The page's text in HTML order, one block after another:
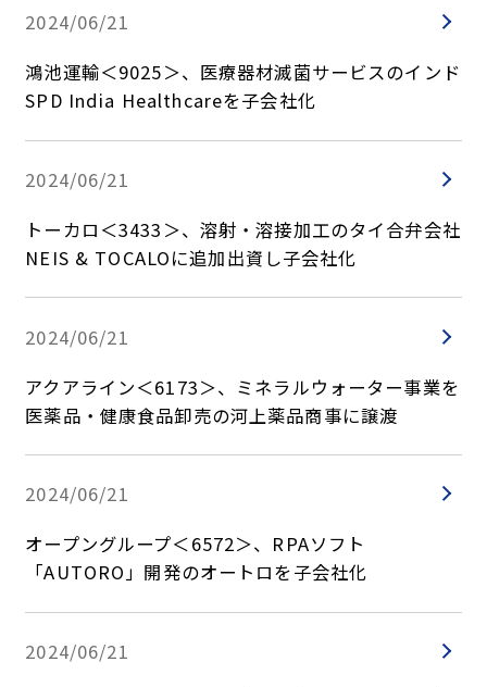
2024/06/21
鴻池運輸＜9025＞、医療器材滅菌サービスのインド
SPD India Healthcareを子会社化
2024/06/21
トーカロ＜3433＞、溶射・溶接加工のタイ合弁会社
NEIS & TOCALOに追加出資し子会社化
2024/06/21
アクアライン＜6173＞、ミネラルウォーター事業を
医薬品・健康食品卸売の河上薬品商事に譲渡
2024/06/21
オープングループ＜6572＞、RPAソフト
「AUTORO」開発のオートロを子会社化
2024/06/21